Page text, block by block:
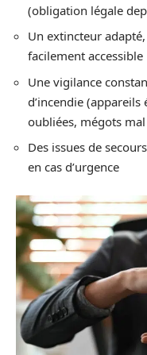
(obligation légale
Un extincteur
facilement accessible
Une vigilance
d’incendie
oubliées, mégots
Des issues de
en cas d’urgence